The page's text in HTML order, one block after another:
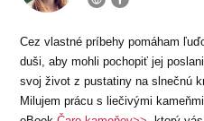
Cez vlastné príbehy pomáham
duši, aby mohli pochopiť jej
svoj život z pustatiny na slnečnú
Milujem prácu s liečivými